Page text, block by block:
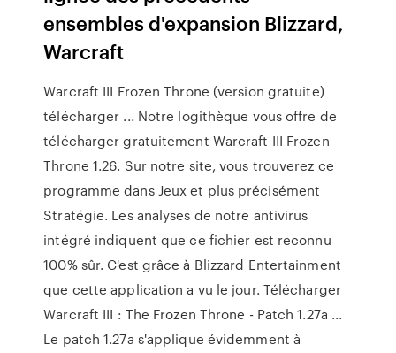
ensembles d'expansion Blizzard,
Warcraft
Warcraft III Frozen Throne (version gratuite)
télécharger ... Notre logithèque vous offre de
télécharger gratuitement Warcraft III Frozen
Throne 1.26. Sur notre site, vous trouverez ce
programme dans Jeux et plus précisément
Stratégie. Les analyses de notre antivirus
intégré indiquent que ce fichier est reconnu
100% sûr. C'est grâce à Blizzard Entertainment
que cette application a vu le jour. Télécharger
Warcraft III : The Frozen Throne - Patch 1.27a ...
Le patch 1.27a s'applique évidemment à